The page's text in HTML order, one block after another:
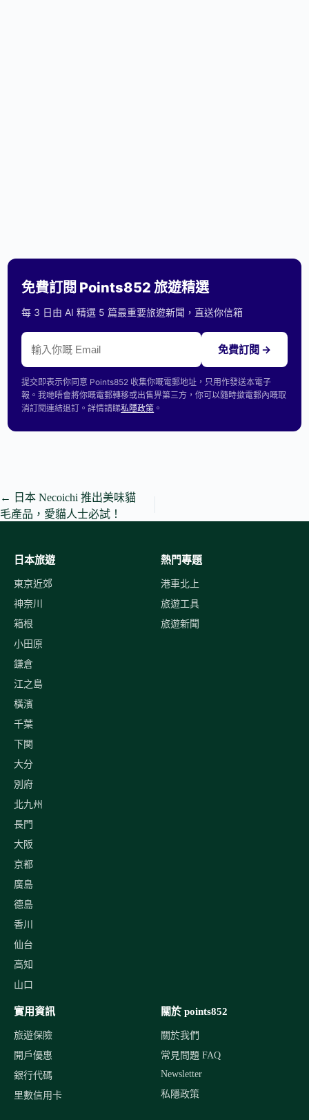
免費訂閱 Points852 旅遊精選
每 3 日由 AI 精選 5 篇最重要旅遊新聞，直送你信箱
免費訂閱 →
提交即表示你同意 Points852 收集你嘅電郵地址，只用作發送本電子
報。我哋唔會將你嘅電郵轉移或出售畀第三方，你可以隨時撳電郵內嘅取
消訂閱連結退訂。詳情請睇私隱政策 。
←
日本 Necoichi 推出美味貓
毛產品，愛貓人士必試！
日本旅遊
東京近郊
神奈川
箱根
小田原
鎌倉
江之島
橫濱
千葉
下関
大分
別府
北九州
長門
大阪
京都
廣島
德島
香川
仙台
高知
山口
熱門專題
港車北上
旅遊工具
旅遊新聞
實用資訊
旅遊保險
開戶優惠
銀行代碼
里數信用卡
關於 points852
關於我們
常見問題 FAQ
Newsletter
私隱政策